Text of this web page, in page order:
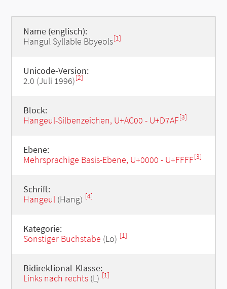
Name (englisch):
Hangul Syllable Bbyeols[1]
Unicode-Version:
2.0 (Juli 1996)[2]
Block:
Hangeul-Silbenzeichen, U+AC00 - U+D7AF[3]
Ebene:
Mehrsprachige Basis-Ebene, U+0000 - U+FFFF[3]
Schrift:
Hangeul(Hang) [4]
Kategorie:
Sonstiger Buchstabe (Lo) [1]
Bidirektional-Klasse:
Links nach rechts(L) [1]